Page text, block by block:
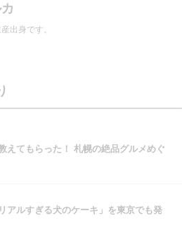
出身です。
えてもらった！ 札幌の絶品グルメめぐ
アルすぎる犬のケーキ」を東京でも発